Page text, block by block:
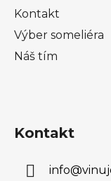
Kontakt
Výber someliéra
Náš tím
Kontakt
info@